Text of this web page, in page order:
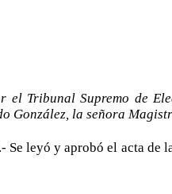
el Tribunal Supremo de
González, la señora
Se leyó y aprobó el acta de